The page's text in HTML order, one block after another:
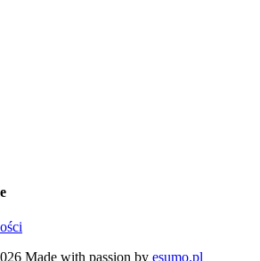
Made with passion by esumo.pl